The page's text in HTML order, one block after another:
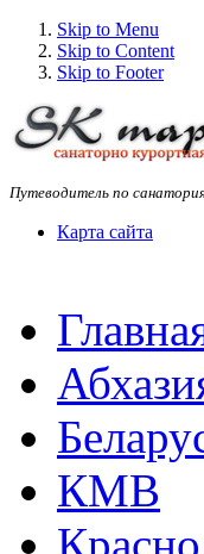
Skip to Menu
Skip to Content
Skip to Footer
Путеводитель по
Карта сайта
КМВ